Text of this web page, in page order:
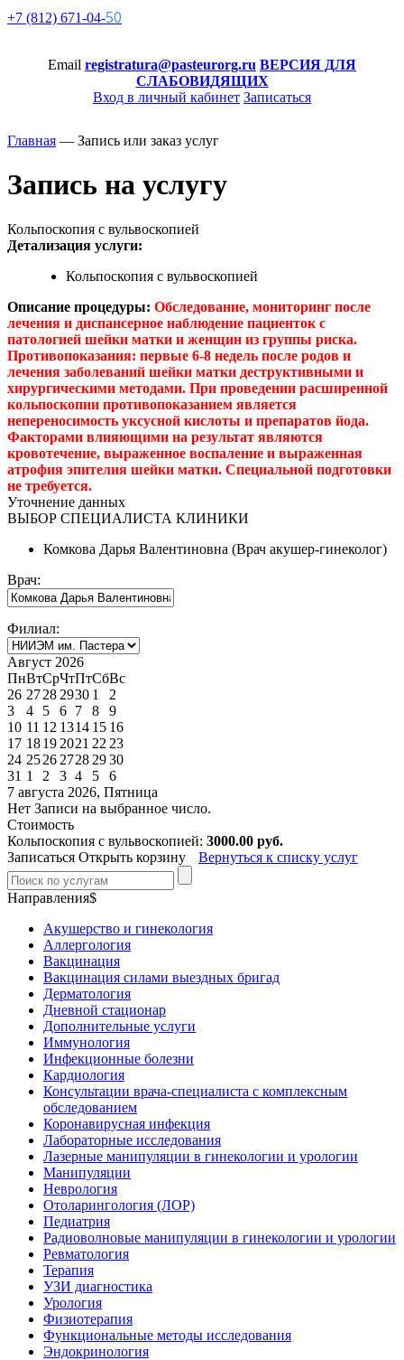
+7 (812) 671-04-50
Email registratura@pasteurorg.ru ВЕРСИЯ ДЛЯ
СЛАБОВИДЯЩИХ
Вход в личный кабинет Записаться
Главная — Запись или заказ услуг
Запись на услугу
Кольпоскопия с вульвоскопией
Детализация услуги:
Кольпоскопия с вульвоскопией
Описание процедуры: Обследование, мониторинг после
лечения и диспансерное наблюдение пациенток с
патологией шейки матки и женщин из группы риска.
Противопоказания: первые 6-8 недель после родов и
лечения заболеваний шейки матки деструктивными и
хирургическими методами. При проведении расширенной
кольпоскопии противопоказанием является
непереносимость уксусной кислоты и препаратов йода.
Факторами влияющими на результат являются
кровотечение, выраженное воспаление и выраженная
атрофия эпителия шейки матки. Специальной подготовки
не требуется.
Уточнение данных
ВЫБОР СПЕЦИАЛИСТА КЛИНИКИ
Комкова Дарья Валентиновна (Врач акушер-гинеколог)
Врач:
Филиал:
Август 2026
ПнВтСрЧтПтСбВс
26 2728 2930 1
2
3
4 5 6 7 8
9
10 11 12 1314 15 16
17 1819 2021 22 23
24 2526 2728 2930
31 1 2 3 4 5
6
7 августа 2026, Пятница
Нет Записи на выбранное число.
Стоимость
Кольпоскопия с вульвоскопией: 3000.00 руб.
Записаться Открыть корзину Вернуться к списку услуг
Направления$
Акушерство и гинекология
Аллергология
Вакцинация
Вакцинация силами выездных бригад
Дерматология
Дневной стационар
Дополнительные услуги
Иммунология
Инфекционные болезни
Кардиология
Консультации врача-специалиста с комплексным
обследованием
Коронавирусная инфекция
Лабораторные исследования
Лазерные манипуляции в гинекологии и урологии
Манипуляции
Неврология
Отоларингология (ЛОР)
Педиатрия
Радиоволновые манипуляции в гинекологии и урологии
Ревматология
Терапия
УЗИ диагностика
Урология
Физиотерапия
Функциональные методы исследования
Эндокринология